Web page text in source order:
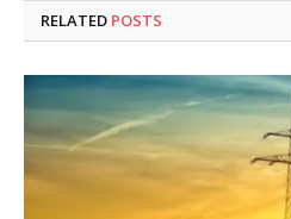
RELATED POSTS